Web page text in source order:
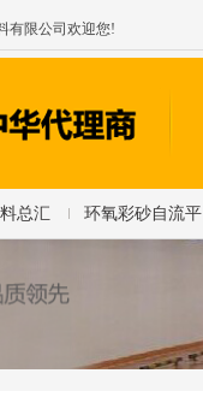
有限公司欢迎您!
总汇 环氧彩砂自流平